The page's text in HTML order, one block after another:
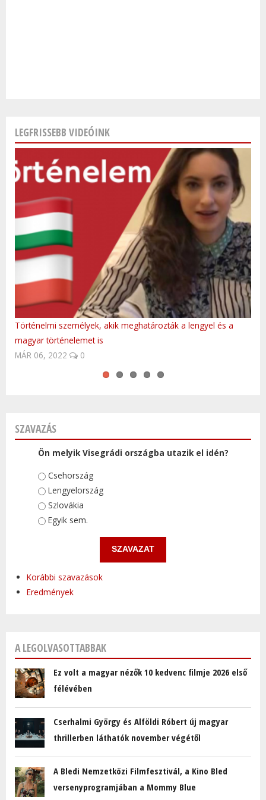
LEGFRISSEBB VIDEÓINK
Történelmi személyek, akik meghatározták a lengyel és a
magyar történelemet is
MÁR 06, 2022
0
Meghalt a Kisvakond atyja, Zdenek Miler - ČeskéNoviny.cz.
NOV 16, 2015
0
Baba blues
Polish Anthem by Hungarian FolkEmbassy
Kasia Kowalska - To Co Dobre
SZAVAZÁS
Ön melyik Visegrádi országba utazik el idén?
Választások
Csehország
Lengyelország
Szlovákia
Egyik sem.
Korábbi szavazások
Eredmények
A LEGOLVASOTTABBAK
Ez volt a magyar nézők 10 kedvenc filmje 2026 első
félévében
Cserhalmi György és Alföldi Róbert új magyar
thrillerben láthatók november végétől
A Bledi Nemzetközi Filmfesztivál, a Kino Bled
versenyprogramjában a Mommy Blue